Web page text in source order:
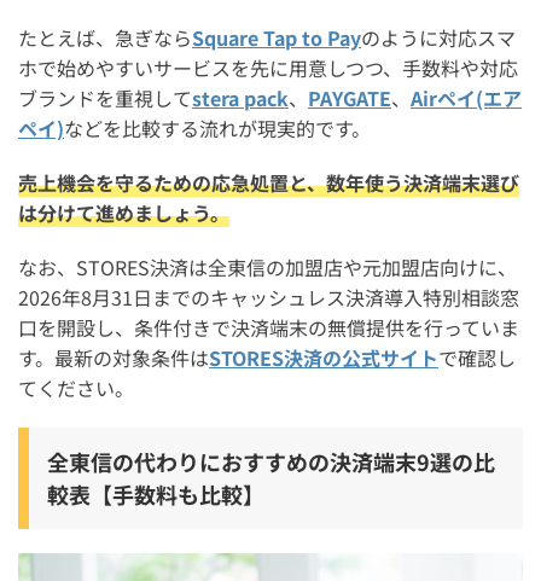
たとえば、急ぎならSquare Tap to Payのように対応スマ
ホで始めやすいサービスを先に用意しつつ、手数料や対応
ブランドを重視してstera pack、 PAYGATE、 Airペイ(エア
ペイ)などを比較する流れが現実的です。
売上機会を守るための応急処置と、数年使う決済端末選び
は分けて進めましょう。
なお、STORES決済は全東信の加盟店や元加盟店向けに、
2026年8月31日までのキャッシュレス決済導入特別相談窓
口を開設し、条件付きで決済端末の無償提供を行っていま
す。最新の対象条件はSTORES決済の公式サイトで確認し
てください。
全東信の代わりにおすすめの決済端末9選の比
較表【手数料も比較】